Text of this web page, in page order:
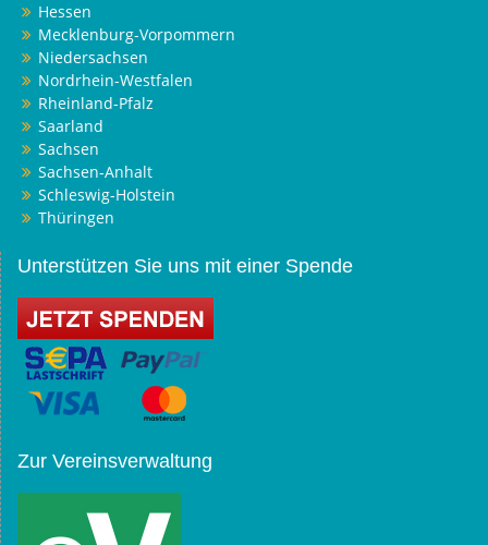
Hessen
Mecklenburg-Vorpommern
Niedersachsen
Nordrhein-Westfalen
Rheinland-Pfalz
Saarland
Sachsen
Sachsen-Anhalt
Schleswig-Holstein
Thüringen
Unterstützen Sie uns mit einer Spende
Zur Vereinsverwaltung